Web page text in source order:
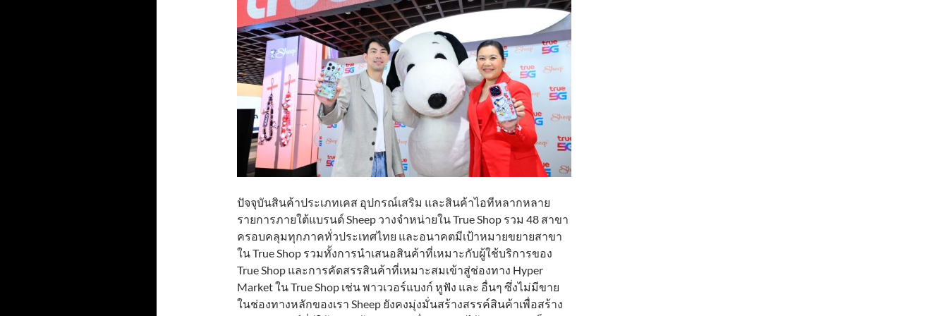
ปัจจุบันสินค้าประเภทเคส อุปกรณ์เสริม และสินค้าไอทีหลากหลาย
รายการภายใต้แบรนด์ Sheep วางจำหน่ายใน True Shop รวม 48 สาขา
ครอบคลุมทุกภาคทั่วประเทศไทย และอนาคตมีเป้าหมายขยายสาขา
ใน True Shop รวมทั้งการนำเสนอสินค้าที่เหมาะกับผู้ใช้บริการของ
True Shop และการคัดสรรสินค้าที่เหมาะสมเข้าสู่ช่องทาง Hyper
Market ใน True Shop เช่น พาวเวอร์แบงก์ หูฟัง และ อื่นๆ ซึ่งไม่มีขาย
ในช่องทางหลักของเรา Sheep ยังคงมุ่งมั่นสร้างสรรค์สินค้าเพื่อสร้าง